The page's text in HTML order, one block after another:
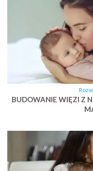
BUDOWANIE WIĘZI Z